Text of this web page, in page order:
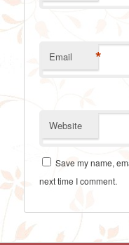
Email *
Website
Save my name,
next time I comment.